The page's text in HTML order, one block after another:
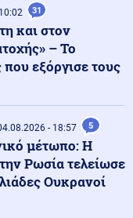
πορτοκαλί συναγερμό
στα καμένα και η
με αντιπολίτευση
31
και στον
– Το
εξόργισε τους
- 18:57 5
μέτωπο: Η
Ρωσία τελείωσε
Ουκρανοί